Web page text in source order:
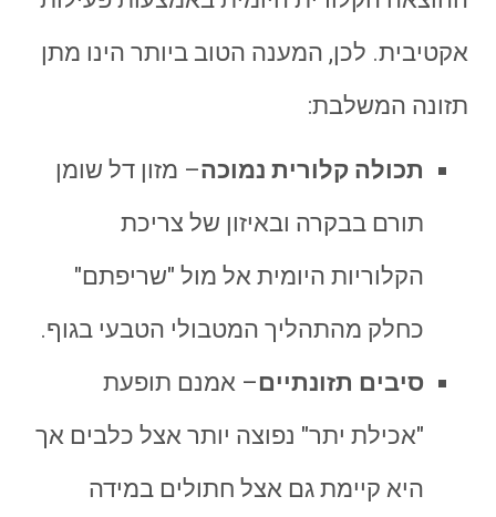
אקטיבית. לכן, המענה הטוב ביותר הינו מתן
תזונה המשלבת:
תכולה קלורית נמוכה– מזון דל שומן
תורם בבקרה ובאיזון של צריכת
הקלוריות היומית אל מול "שריפתם"
כחלק מהתהליך המטבולי הטבעי בגוף.
סיבים תזונתיים– אמנם תופעת
"אכילת יתר" נפוצה יותר אצל כלבים אך
היא קיימת גם אצל חתולים במידה